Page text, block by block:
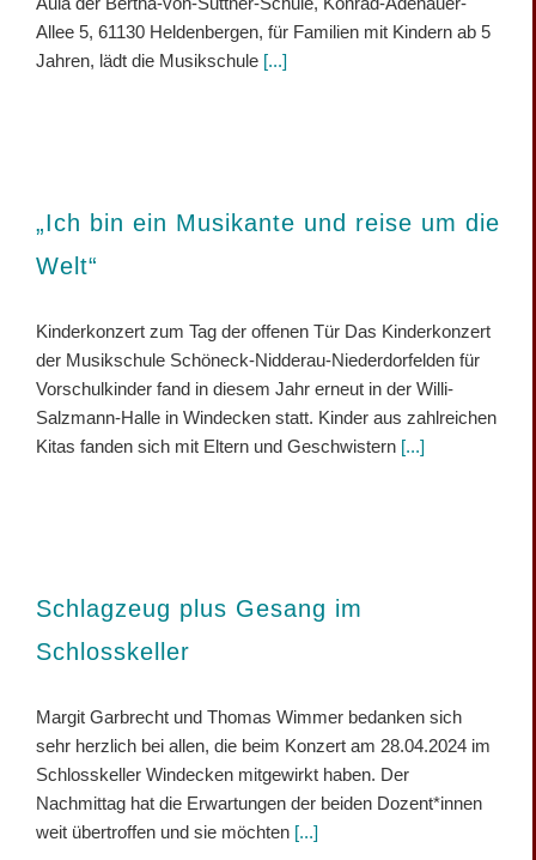
Allee 5, 61130 Heldenbergen, für Familien mit Kindern ab 5
Jahren, lädt die Musikschule [...]
„Ich bin ein Musikante und reise um die
Welt“
Kinderkonzert zum Tag der offenen Tür Das Kinderkonzert
der Musikschule Schöneck-Nidderau-Niederdorfelden für
Vorschulkinder fand in diesem Jahr erneut in der Willi-
Salzmann-Halle in Windecken statt. Kinder aus zahlreichen
Kitas fanden sich mit Eltern und Geschwistern [...]
Schlagzeug plus Gesang im
Schlosskeller
Margit Garbrecht und Thomas Wimmer bedanken sich
sehr herzlich bei allen, die beim Konzert am 28.04.2024 im
Schlosskeller Windecken mitgewirkt haben. Der
Nachmittag hat die Erwartungen der beiden Dozent*innen
weit übertroffen und sie möchten [...]